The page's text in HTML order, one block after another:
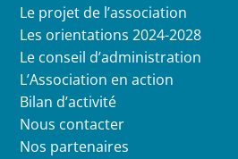
Le projet de l’association
Les orientations 2024-2028
Le conseil d’administration
L’Association en action
Bilan d’activité
Nous contacter
Nos partenaires